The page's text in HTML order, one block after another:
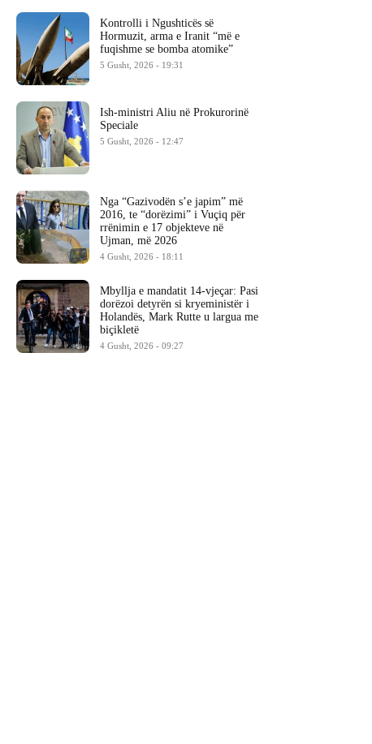
Kontrolli i Ngushticës së
Hormuzit, arma e Iranit “më e
fuqishme se bomba atomike”
5 Gusht, 2026 - 19:31
Ish-ministri ​Aliu në Prokurorinë
Speciale
5 Gusht, 2026 - 12:47
Nga “Gazivodën s’e japim” më
2016, te “dorëzimi” i Vuçiq për
rrënimin e 17 objekteve në
Ujman, më 2026
4 Gusht, 2026 - 18:11
Mbyllja e mandatit 14-vjeçar: Pasi
dorëzoi detyrën si kryeministër i
Holandës, Mark Rutte u largua me
biçikletë
4 Gusht, 2026 - 09:27